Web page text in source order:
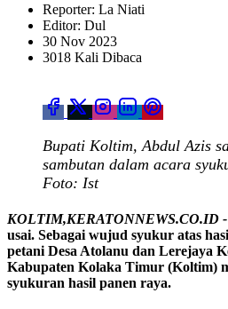
Reporter: La Niati
Editor: Dul
30 Nov 2023
3018 Kali Dibaca
Bupati Koltim, Abdul Azis
sambutan dalam acara
Foto: Ist
KOLTIM,KERATONNEWS.CO.ID -
usai. Sebagai wujud syukur atas
petani Desa Atolanu dan Lerejaya
Kabupaten Kolaka Timur (Koltim)
syukuran hasil panen raya.